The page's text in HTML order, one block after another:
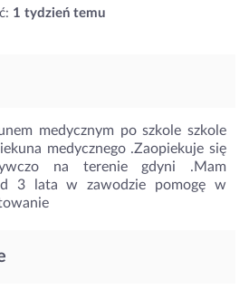
1 tydzień temu
medycznym po szkole szkole
medycznego .Zaopiekuje się
na terenie gdyni .Mam
3 lata w zawodzie pomogę w